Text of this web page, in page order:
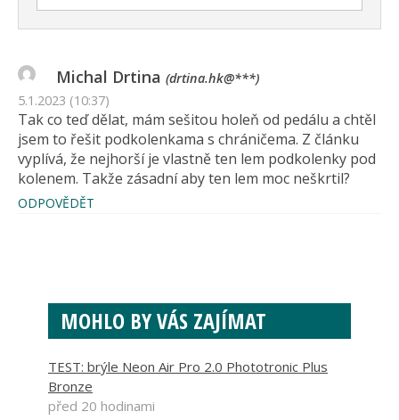
Michal Drtina (drtina.hk@***)
5.1.2023 (10:37)
Tak co teď dělat, mám sešitou holeň od pedálu a chtěl
jsem to řešit podkolenkama s chráničema. Z článku
vyplívá, že nejhorší je vlastně ten lem podkolenky pod
kolenem. Takže zásadní aby ten lem moc neškrtil?
ODPOVĚDĚT
MOHLO BY VÁS ZAJÍMAT
TEST: brýle Neon Air Pro 2.0 Phototronic Plus
Bronze
před 20 hodinami